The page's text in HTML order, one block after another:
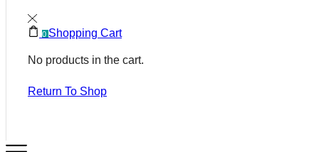
0 Shopping Cart
No products in the cart.
Return To Shop